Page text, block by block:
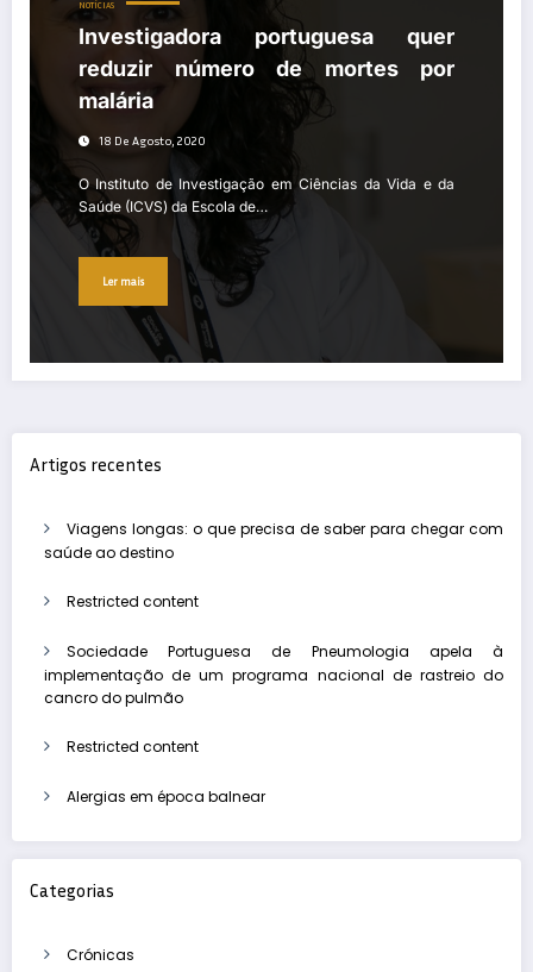
NOTÍCIAS
Investigadora portuguesa quer
reduzir número de mortes por
malária
18 De Agosto, 2020
O Instituto de Investigação em Ciências da Vida e da
Saúde (ICVS) da Escola de…
Ler mais
Artigos recentes
Viagens longas: o que precisa de saber para chegar com
saúde ao destino
Restricted content
Sociedade Portuguesa de Pneumologia apela à
implementação de um programa nacional de rastreio do
cancro do pulmão
Restricted content
Alergias em época balnear
Categorias
Crónicas